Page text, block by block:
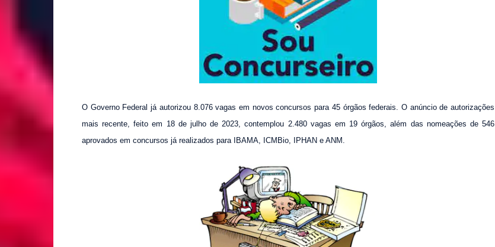
O Governo Federaljá autorizou 8.076 vagas em novos concursos para 45 órgãos federais. O anúncio de autorizações
mais recente, feito em 18 de julho de 2023, contemplou 2.480 vagas em 19 órgãos, além das nomeações de 546
aprovados em concursos já realizados para IBAMA, ICMBio, IPHAN e ANM.